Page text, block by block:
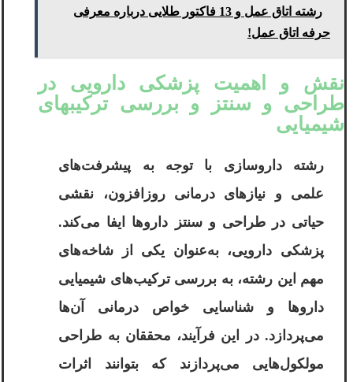
رشته اتاق عمل و 13 فاکتور طلایی درباره معرفی
حرفه اتاق عمل!
نقش و اهمیت پزشکی دارویی در
طراحی و سنتز و بررسی ترکیبهای
شیمیایی
رشته داروسازی با توجه به پیشرفت‌های
علمی و نیازهای درمانی روزافزون، نقشی
حیاتی در طراحی و سنتز داروها ایفا می‌کند.
پزشکی دارویی، به‌عنوان یکی از شاخه‌های
مهم این رشته، به بررسی ترکیب‌های شیمیایی
داروها و شناسایی خواص درمانی آن‌ها
می‌پردازد. در این فرآیند، محققان به طراحی
مولکول‌هایی می‌پردازند که بتوانند اثرات